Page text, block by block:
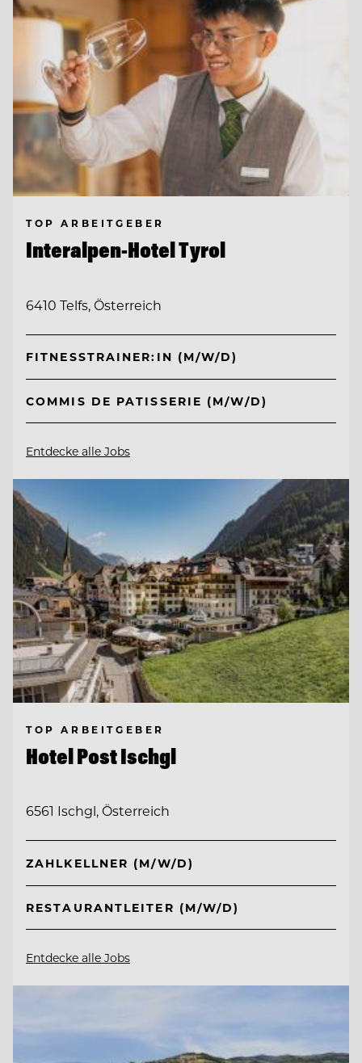
TOP ARBEITGEBER
Interalpen-Hotel Tyrol
6410 Telfs, Österreich
FITNESSTRAINER:IN (M/W/D)
COMMIS DE PATISSERIE (M/W/D)
Entdecke alle Jobs
TOP ARBEITGEBER
Hotel Post Ischgl
6561 Ischgl, Österreich
ZAHLKELLNER (M/W/D)
RESTAURANTLEITER (M/W/D)
Entdecke alle Jobs